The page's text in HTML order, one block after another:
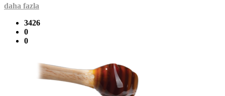
daha fazla
3426
0
0